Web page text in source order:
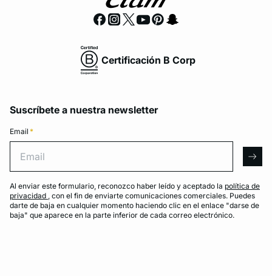
Certificación B Corp
Suscríbete a nuestra newsletter
Email *
Al enviar este formulario, reconozco haber leído y aceptado la política de
privacidad , con el fin de enviarte comunicaciones comerciales. Puedes
darte de baja en cualquier momento haciendo clic en el enlace "darse de
baja" que aparece en la parte inferior de cada correo electrónico.